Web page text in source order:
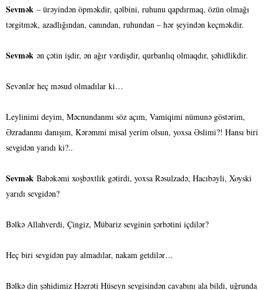
Sevmək – ürəyindən öpməkdir, qəlbini, ruhunu qapdırmaq, özün olmağı
tərgitmək, azadlığından, canından, ruhundan – hər şeyindən keçməkdir.
Sevmək ən çətin işdir, ən ağır vərdişdir, qurbanlıq olmaqdır, şəhidlikdir.
Sevənlər heç məsud olmadılar ki…
Leylinimi deyim, Məcnundanmı söz açım, Vamiqimi nümunə göstərim,
Əzradanmı danışım, Kərəmmi misal yerim olsun, yoxsa Əslimi?! Hansı biri
sevgidən yarıdı ki?..
Sevmək Babəkəmi xoşbəxtlik gətirdi, yoxsa Rəsulzadə, Hacıbəyli, Xoyski
yarıdı sevgidən?
Bəlkə Allahverdi, Çingiz, Mübariz sevginin şərbətini içdilər?
Heç biri sevgidən pay almadılar, nakam getdilər…
Bəlkə din şəhidimiz Həzrəti Hüseyn sevgisindən cavabını ala bildi, uğrunda